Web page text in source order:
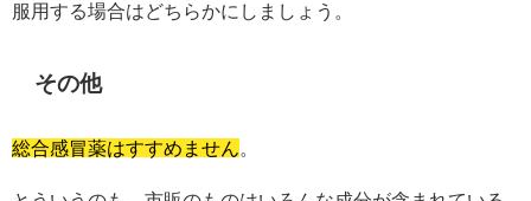
服用する場合はどちらかにしましょう。
その他
総合感冒薬はすすめません